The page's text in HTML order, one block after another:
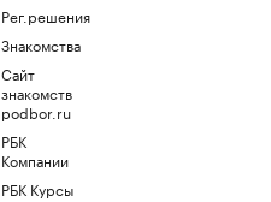
Рег.решения
Знакомства
Сайт
знакомств
podbor.ru
РБК
Компании
РБК Курсы